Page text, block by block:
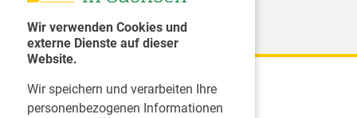
Wir verwenden Cookies und
externe Dienste auf dieser
Website.
Wir speichern und verarbeiten Ihre
personenbezogenen Informationen
Karriere